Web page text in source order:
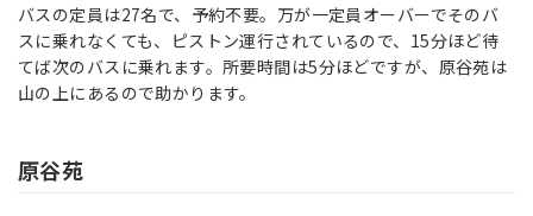
バスの定員は27名で、予約不要。万が一定員オーバーでそのバ
スに乗れなくても、ピストン運行されているので、15分ほど待
てば次のバスに乗れます。所要時間は5分ほどですが、原谷苑は
山の上にあるので助かります。
原谷苑